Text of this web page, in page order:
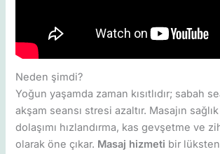
Neden şimdi?
Yoğun yaşamda zaman kısıtlıdır; sabah
akşam seansı stresi azaltır. Masajın
dolaşımı hızlandırma, kas gevşetme ve
olarak öne çıkar. Masaj hizmeti bir